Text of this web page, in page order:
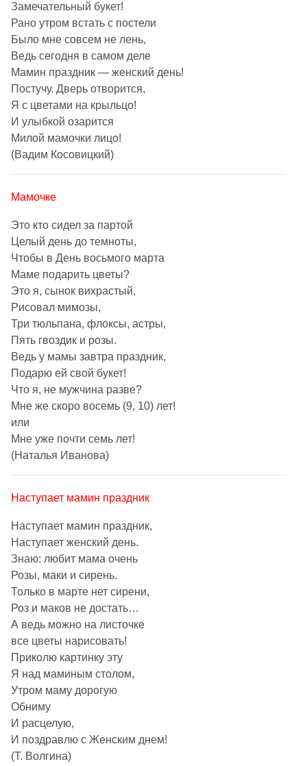
Замечательный букет!
Рано утром встать с постели
Было мне совсем не лень,
Ведь сегодня в самом деле
Мамин праздник — женский день!
Постучу. Дверь отворится,
Я с цветами на крыльцо!
И улыбкой озарится
Милой мамочки лицо!
(Вадим Косовицкий)
Мамочке
Это кто сидел за партой
Целый день до темноты,
Чтобы в День восьмого марта
Маме подарить цветы?
Это я, сынок вихрастый,
Рисовал мимозы,
Три тюльпана, флоксы, астры,
Пять гвоздик и розы.
Ведь у мамы завтра праздник,
Подарю ей свой букет!
Что я, не мужчина разве?
Мне же скоро восемь (9, 10) лет!
или
Мне уже почти семь лет!
(Наталья Иванова)
Наступает мамин праздник
Наступает мамин праздник,
Наступает женский день.
Знаю: любит мама очень
Розы, маки и сирень.
Только в марте нет сирени,
Роз и маков не достать…
А ведь можно на листочке
все цветы нарисовать!
Приколю картинку эту
Я над маминым столом,
Утром маму дорогую
Обниму
И расцелую,
И поздравлю с Женским днем!
(Т. Волгина)